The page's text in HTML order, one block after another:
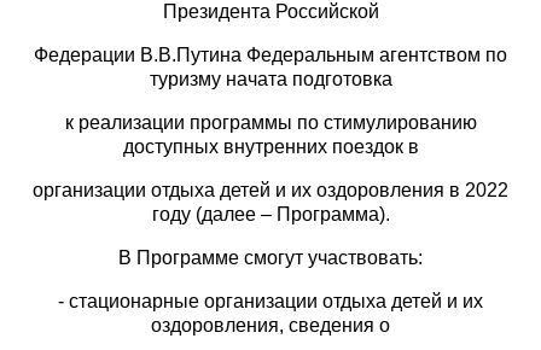
Президента Российской
Федерации В.В.Путина Федеральным агентством по
туризму начата подготовка
к реализации программы по стимулированию
доступных внутренних поездок в
организации отдыха детей и их оздоровления в 2022
году (далее – Программа).
В Программе смогут участвовать:
- стационарные организации отдыха детей и их
оздоровления, сведения о